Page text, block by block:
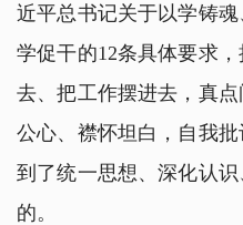
近平总书记关于以学铸
学促干的12条具体要求
去、把工作摆进去，真
公心、襟怀坦白，自我
到了统一思想、深化认
的。